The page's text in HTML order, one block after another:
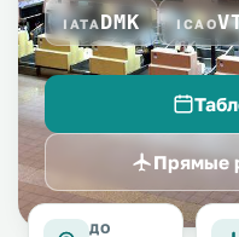
IATADMK ICAO
Прямые
ДО